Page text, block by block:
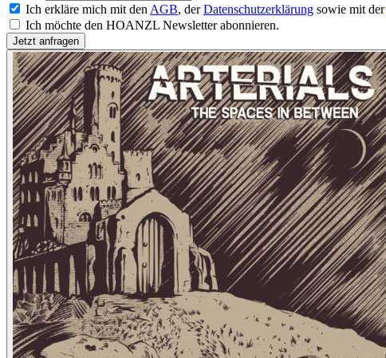
Ich erkläre mich mit den AGB, derDatenschutzerklärung sowie mit der
Ich möchte den HOANZL Newsletter abonnieren.